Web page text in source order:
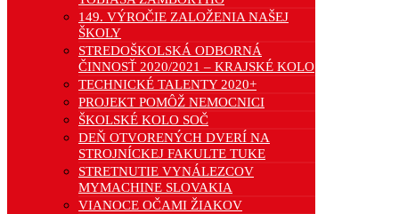
149. VÝROČIE ZALOŽENIA NAŠEJ
ŠKOLY
STREDOŠKOLSKÁ ODBORNÁ
ČINNOSŤ 2020/2021 – KRAJSKÉ KOLO
TECHNICKÉ TALENTY 2020+
PROJEKT POMÔŽ NEMOCNICI
ŠKOLSKÉ KOLO SOČ
DEŇ OTVORENÝCH DVERÍ NA
STROJNÍCKEJ FAKULTE TUKE
STRETNUTIE VYNÁLEZCOV
MYMACHINE SLOVAKIA
VIANOCE OČAMI ŽIAKOV